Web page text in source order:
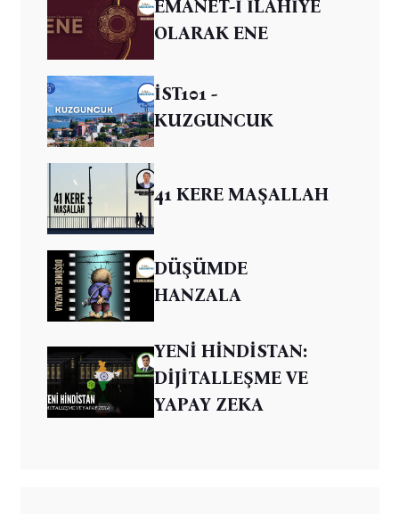
EMANET-İ İLAHİYE
OLARAK ENE
İST101 -
KUZGUNCUK
41 KERE MAŞALLAH
DÜŞÜMDE
HANZALA
YENİ HİNDİSTAN:
DİJİTALLEŞME VE
YAPAY ZEKA